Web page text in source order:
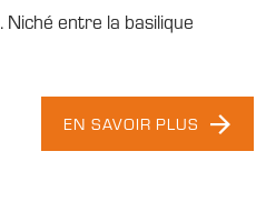
entre la basilique
EN SAVOIR PLUS